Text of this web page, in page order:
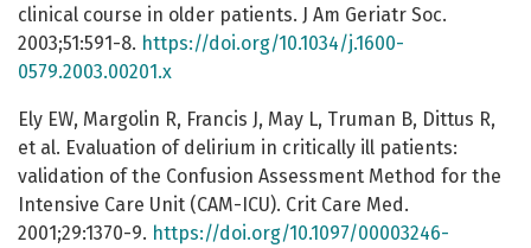
clinical course in older patients. J Am Geriatr Soc.
2003;51:591-8. https://doi.org/10.1034/j.1600-
0579.2003.00201.x
Ely EW, Margolin R, Francis J, May L, Truman B, Dittus R,
et al. Evaluation of delirium in critically ill patients:
validation of the Confusion Assessment Method for the
Intensive Care Unit (CAM-ICU). Crit Care Med.
2001;29:1370-9. https://doi.org/10.1097/00003246-